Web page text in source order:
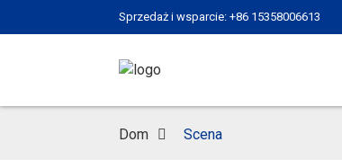
Sprzedaż i wsparcie: +86 15358006613
Dom Scena